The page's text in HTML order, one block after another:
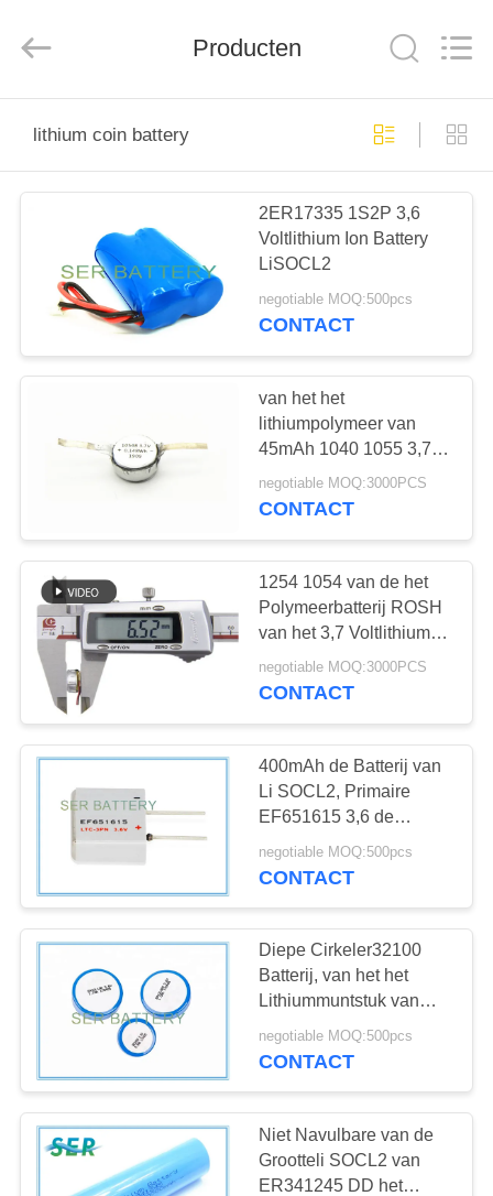
PRODUCTEN
ONGEVEER
ONS
FABRIEKSREIS
KWALITEITSCONTROLE
CONTACTEER
ONS
NIEUWS
VERZOEK
OM EEN
CITAAT
SITEMAP
PRIVACY
POLICY
Battery
Technology
Producten
lithium coin battery
2ER17335 1S2P 3,6
Voltlithium Ion Battery
LiSOCL2
negotiable MOQ:500pcs
CONTACT
van het het
lithiumpolymeer van
45mAh 1040 1055 3,7 v
van het de batterijlithium
de Cel van het het
negotiable MOQ:3000PCS
CONTACT
1254 1054 van de het
Polymeerbatterij ROSH
van het 3,7 Voltlithium
het Muntstukcel 300 het
Cyclusleven
negotiable MOQ:3000PCS
CONTACT
400mAh de Batterij van
Li SOCL2, Primaire
EF651615 3,6 de
Batterij LTC-3PN van
het Voltaa Lithium
negotiable MOQ:500pcs
CONTACT
Diepe Cirkeler32100
Batterij, van het het
Lithiummuntstuk van
3.6V 1700mAh de
Batterijen1/6d Grootte
negotiable MOQ:500pcs
CONTACT
Niet Navulbare van de
Grootteli SOCL2 van
ER341245 DD het